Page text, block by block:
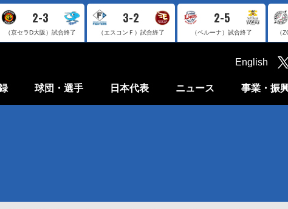
2-3
（京セラD大阪） 試合終了
3-2
（エスコンＦ） 試合終了
2-5
（ベルーナ） 試合終了 （
球団・選手 日本代表 ニュース 事業・振
English